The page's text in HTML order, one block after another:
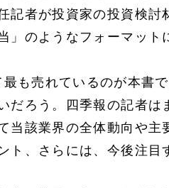
記者が投資家の投資検討
」のようなフォーマッ
も売れているのが本書
だろう。四季報の記者
当該業界の全体動向や
ト、さらには、今後注